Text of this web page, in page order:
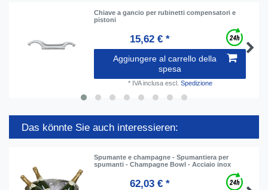
Chiave a gancio per rubinetti compensatori e
pistoni
15,62 € *
Aggiungere al carrello della
spesa
* IVA inclusaescl. Spedizione
Das könnte Sie auch interessieren:
Spumante e champagne - Spumantiera per
spumanti - Champagne Bowl - Acciaio inox
62,03 € *